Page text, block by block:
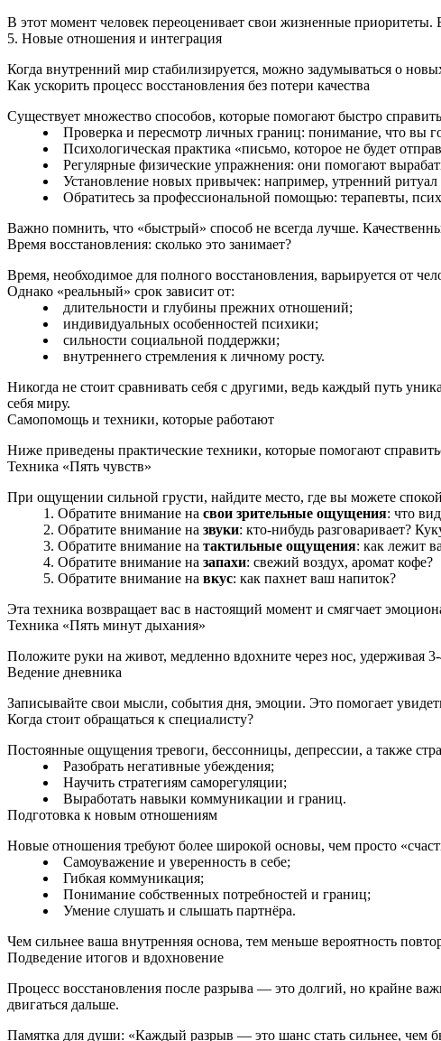
В этот момент человек переоценивает свои жизненные
5. Новые отношения и интеграция
Когда внутренний мир стабилизируется, можно задумываться о
Как ускорить процесс восстановления без потери качества
Существует множество способов, которые помогают быстро
Проверка и пересмотр личных границ: понимание, что вы
Психологическая практика «письмо, которое не будет
Регулярные физические упражнения: они помогают
Установление новых привычек: например, утренний
Обратитесь за профессиональной помощью: терапевты,
Важно помнить, что «быстрый» способ не всегда лучше.
Время восстановления: сколько это занимает?
Время, необходимое для полного восстановления, варьируется от
Однако «реальный» срок зависит от:
длительности и глубины прежних отношений;
индивидуальных особенностей психики;
сильности социальной поддержки;
внутреннего стремления к личному росту.
Никогда не стоит сравнивать себя с другими, ведь каждый путь
себя миру.
Самопомощь и техники, которые работают
Ниже приведены практические техники, которые помогают
Техника «Пять чувств»
При ощущении сильной грусти, найдите место, где вы можете
Обратите внимание на свои зрительные ощущения: что
Обратите внимание на звуки: кто-нибудь разговаривает?
Обратите внимание на тактильные ощущения: как лежит
Обратите внимание на запахи: свежий воздух, аромат кофе?
Обратите внимание на вкус: как пахнет ваш напиток?
Эта техника возвращает вас в настоящий момент и смягчает
Техника «Пять минут дыхания»
Положите руки на живот, медленно вдохните через нос, удерживая
Ведение дневника
Записывайте свои мысли, события дня, эмоции. Это помогает
Когда стоит обращаться к специалисту?
Постоянные ощущения тревоги, бессонницы, депрессии, а также
Разобрать негативные убеждения;
Научить стратегиям саморегуляции;
Выработать навыки коммуникации и границ.
Подготовка к новым отношениям
Новые отношения требуют более широкой основы, чем просто
Самоуважение и уверенность в себе;
Гибкая коммуникация;
Понимание собственных потребностей и границ;
Умение слушать и слышать партнёра.
Чем сильнее ваша внутренняя основа, тем меньше вероятность
Подведение итогов и вдохновение
Процесс восстановления после разрыва — это долгий, но крайне
двигаться дальше.
Памятка для души: «Каждый разрыв — это шанс стать сильнее, чем